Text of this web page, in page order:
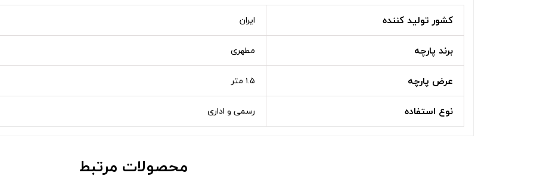
کشور تولید کننده
ایران
برند پارچه مطهری
عرض پارچه ۱.۵ متر
نوع استفاده رسمی و اداری
محصولات مرتبط